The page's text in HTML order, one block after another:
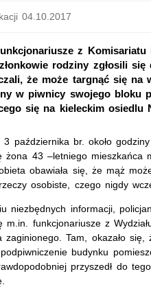
04.10.2017
z
rodziny zgłosili
że może targnąć się na
w piwnicy swojego bloku
się na kieleckim osiedlu
3 października br. około
żona 43 –letniego
obawiała się, że mąż
osobiste, czego nigdy
niezbędnych informacji,
m.in. funkcjonariusze z
zaginionego. Tam, okazało
budynku
przyszedł do